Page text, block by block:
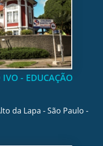
- EDUCAÇÃO
da Lapa - São Paulo -